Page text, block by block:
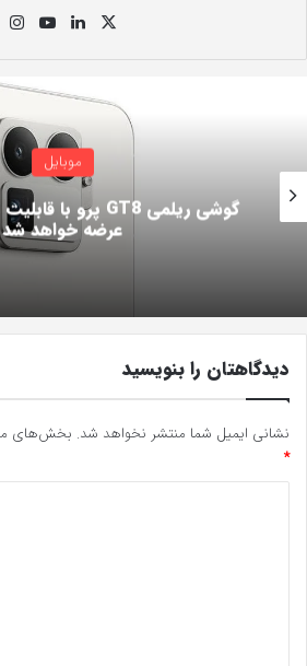
X
لینک یوت
بررسی موبایل
تست دوام!
دیدگاهتان را بنویسید
نشانی ایمیل شما منتشر نخواهد شد. بخش‌های
*